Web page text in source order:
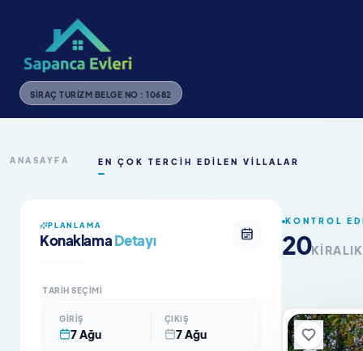
SIRAÇ TURIZM BELGE NO : 10682
ANASAYFA EN ÇOK TERCIH EDILEN VILLALAR
PLANLAMA
KonaklamaDetayı
TARIH SEÇIMI
GIRIŞ
7 Ağu
ÇIKIŞ
7 Ağu
KONTROL
20